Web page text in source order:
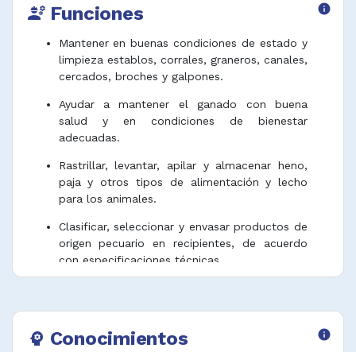
engineering Funciones info
Mantener en buenas condiciones de estado y
limpieza establos, corrales, graneros, canales,
cercados, broches y galpones.
Ayudar a mantener el ganado con buena
salud y en condiciones de bienestar
adecuadas.
Rastrillar, levantar, apilar y almacenar heno,
paja y otros tipos de alimentación y lecho
para los animales.
Clasificar, seleccionar y envasar productos de
origen pecuario en recipientes, de acuerdo
con especificaciones técnicas.
Recoger huevos en explotaciones pecuarias y
psychology Conocimientos info